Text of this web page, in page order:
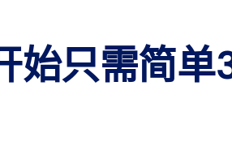
始只需简单